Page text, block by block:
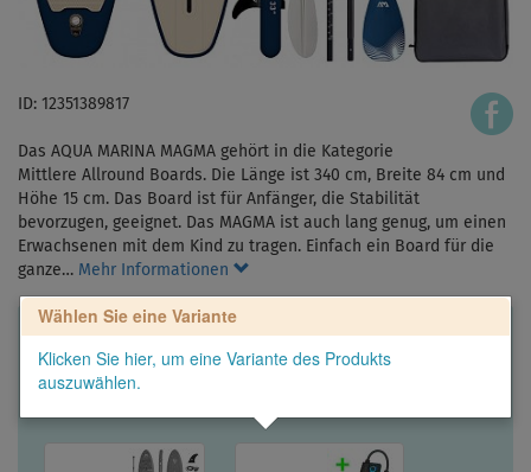
ID: 12351389817
Das AQUA MARINA MAGMA gehört in die Kategorie
Mittlere Allround Boards. Die Länge ist 340 cm, Breite 84 cm und
Höhe 15 cm. Das Board ist für Anfänger, die Stabilität
bevorzugen, geeignet. Das MAGMA ist auch lang genug, um einen
Erwachsenen mit dem Kind zu tragen. Einfach ein Board für die
ganze… Mehr Informationen
Wählen Sie eine Variante
Klicken Sie hier, um eine Variante des Produkts
auszuwählen.